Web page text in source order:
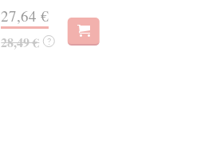
27,64 €
28,49 € ?